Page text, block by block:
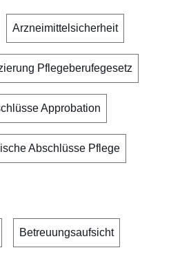
Arzneimittelsicherheit
Pflegeberufegesetz
Approbation
Abschlüsse Pflege
Betreuungsaufsicht